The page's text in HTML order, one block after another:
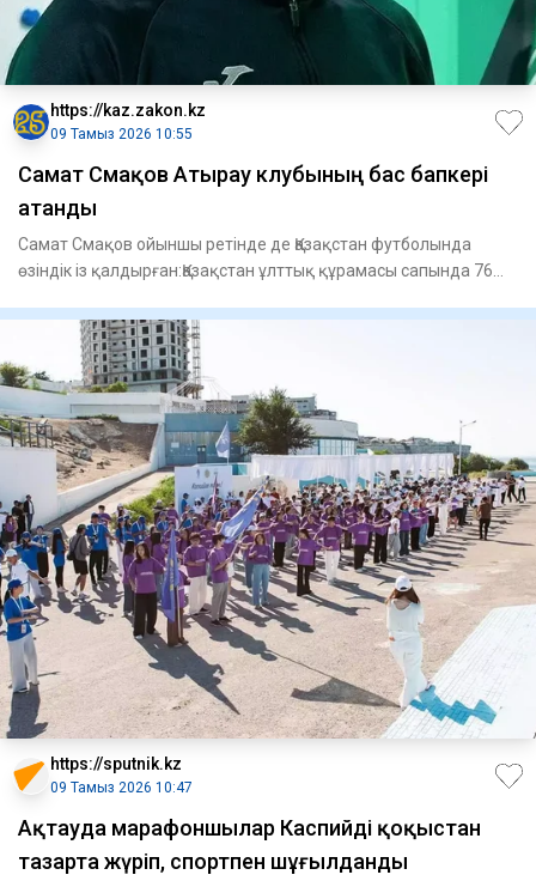
https://kaz.zakon.kz
09 Тамыз 2026 10:55
Самат Смақов Атырау клубының бас бапкері
атанды
Самат Смақов ойыншы ретінде де Қазақстан футболында
өзіндік із қалдырған:Қазақстан ұлттық құрамасы сапында 76
https://sputnik.kz
09 Тамыз 2026 10:47
Ақтауда марафоншылар Каспийді қоқыстан
тазарта жүріп, спортпен шұғылданды